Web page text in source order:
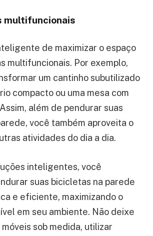
multifuncionais
de maximizar o espaço
multifuncionais. Por exemplo,
um cantinho subutilizado
compacto ou uma mesa com
além de pendurar suas
você também aproveita o
atividades do dia a dia.
inteligentes, você
suas bicicletas na parede
e eficiente, maximizando o
em seu ambiente. Não deixe
sob medida, utilizar